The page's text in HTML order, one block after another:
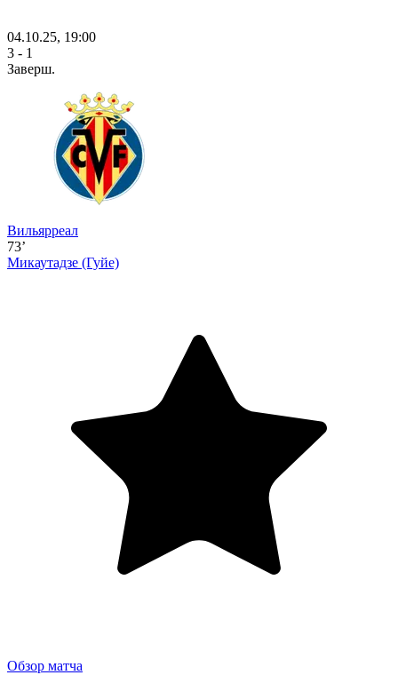
04.10.25, 19:00
3 - 1
Заверш.
Вильярреал
73’
Микаутадзе (Гуйе)
Обзор матча